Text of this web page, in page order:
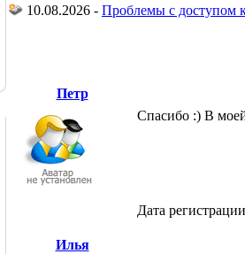
10.08.2026 - Проблемы с доступом
Петр
Спасибо :) В
Дата
Илья